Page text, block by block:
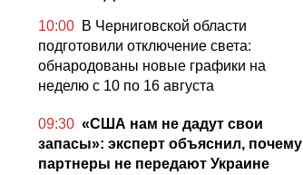
10:00 В Черниговской области
подготовили отключение света:
обнародованы новые графики на
неделю с 10 по 16 августа
09:30 «США нам не дадут свои
запасы»: эксперт объяснил, почему
партнеры не передают Украине